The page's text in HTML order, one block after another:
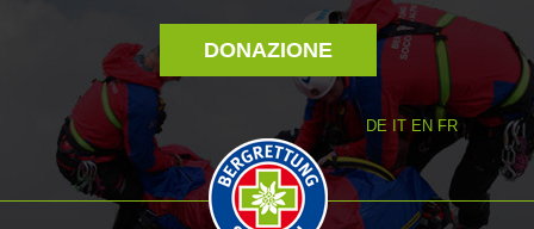
DONAZIONE
DE IT EN FR